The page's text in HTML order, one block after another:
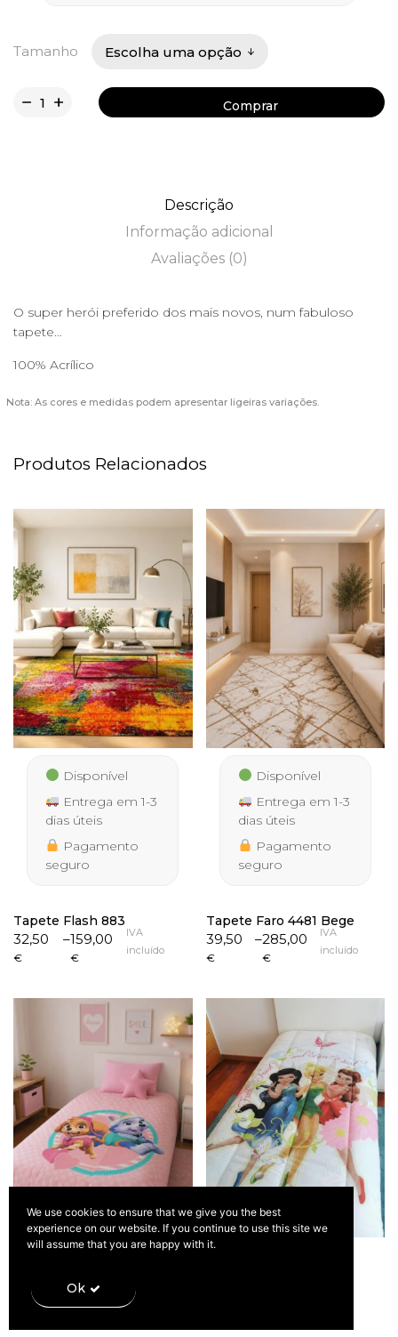
Tamanho
Comprar
Descrição
Informação adicional
Avaliações (0)
O super herói preferido dos mais novos, num fabuloso
tapete…
100% Acrílico
Nota: As cores e medidas podem apresentar ligeiras variações.
Produtos Relacionados
Disponível
Entrega em 1-3
dias úteis
Pagamento
seguro
Tapete Flash 883
32,50
€
–159,00
€
Price
range:
IVA
incluído
Disponível
Entrega em 1-3
dias úteis
Pagamento
seguro
Tapete Faro 4481 Bege
39,50
€
–285,00
€
Price
range:
285,00 €
IVA
incluído
We use cookies to ensure that we give you the best
experience on our website. If you continue to use this site we
will assume that you are happy with it.
Ok